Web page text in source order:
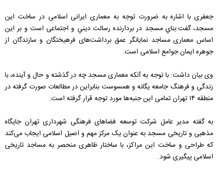
جعفری با اشاره به ضرورت توجه به معماری ایرانی اسلامی در ساخت این
مسجد، گفت:بناي مسجد در بردارنده رسالت ديني و اجتماعی است و بر این
اساس معماری مساجد نمایانگر عمق برداشت‌های فرهیختگان و سازندگان از
جوهره ایمان جوامع اسلامی است.
وی بیان داشت: با توجه به آنکه معماری مسجد چه در گذشته و حال و آینده، با
زندگی و فرهنگ جامعه یگانه و همسوست بنابراین در مطالعات صورت گرفته در
منطقه ۱۴ تهران تمامی این جنبه‌ها مورد توجه قرار گرفته است.
به گفته مدیر عامل شرکت توسعه فضاهای فرهنگی شهرداری تهران جایگاه
مذهبی و تاریخی مسجد به عنوان یک مرکز مهم و اصیل اسلامی ایجاب می‌کند
که طراحی و ساخت این مراکز، با ساختار ظاهری منحصر به مساجد تاریخی
اسلامی پیگیری شود.